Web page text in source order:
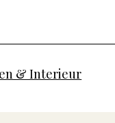
& Interieur